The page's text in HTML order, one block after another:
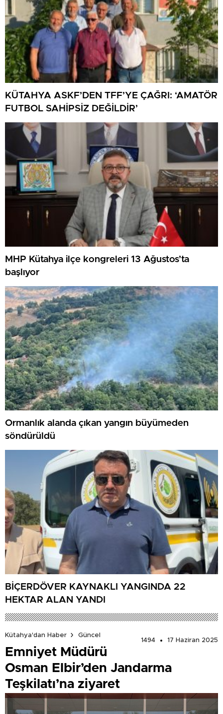
KÜTAHYA ASKF’DEN TFF’YE ÇAĞRI: ‘AMATÖR
FUTBOL SAHİPSİZ DEĞİLDİR’
MHP Kütahya ilçe kongreleri 13 Ağustos’ta
başlıyor
Ormanlık alanda çıkan yangın büyümeden
söndürüldü
BİÇERDÖVER KAYNAKLI YANGINDA 22
HEKTAR ALAN YANDI
Kütahya'dan Haber
Güncel
1494
17 Haziran 2025
Emniyet Müdürü
Osman Elbir’den Jandarma
Teşkilatı’na ziyaret